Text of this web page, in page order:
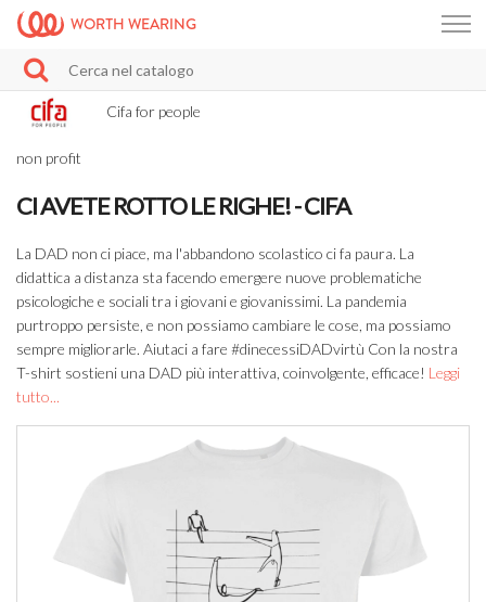
WORTH WEARING
Cifa for people
non profit
CI AVETE ROTTO LE RIGHE! - CIFA
La DAD non ci piace, ma l'abbandono scolastico ci fa paura. La
didattica a distanza sta facendo emergere nuove problematiche
psicologiche e sociali tra i giovani e giovanissimi. La pandemia
purtroppo persiste, e non possiamo cambiare le cose, ma possiamo
sempre migliorarle. Aiutaci a fare #dinecessiDADvirtù Con la nostra
T-shirt sostieni una DAD più interattiva, coinvolgente, efficace! Leggi
tutto...